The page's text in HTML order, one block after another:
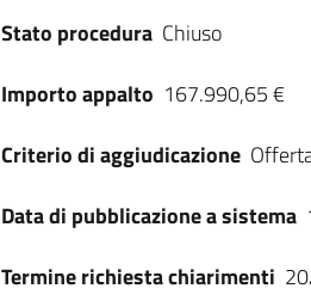
Stato procedura Chiuso
Importo appalto 167.990,65 €
Criterio di aggiudicazione
Data di pubblicazione a sistema
Termine richiesta chiarimenti